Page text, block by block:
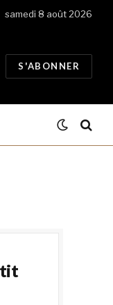
samedi 8 août 2026
S'ABONNER